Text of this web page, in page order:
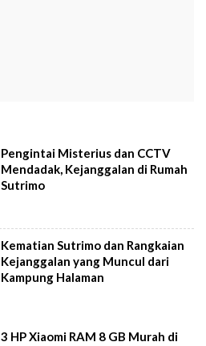
Pengintai Misterius dan CCTV
Mendadak, Kejanggalan di Rumah
Sutrimo
Kematian Sutrimo dan Rangkaian
Kejanggalan yang Muncul dari
Kampung Halaman
3 HP Xiaomi RAM 8 GB Murah di